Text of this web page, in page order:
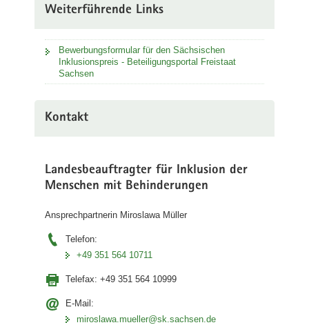
Weiterführende Links
Bewerbungsformular für den Sächsischen
Inklusionspreis - Beteiligungsportal Freistaat
Sachsen
Kontakt
Landesbeauftragter für Inklusion der
Menschen mit Behinderungen
Ansprechpartnerin Miroslawa Müller
Telefon:
+49 351 564 10711
Telefax: +49 351 564 10999
E-Mail:
miroslawa.mueller@sk.sachsen.de